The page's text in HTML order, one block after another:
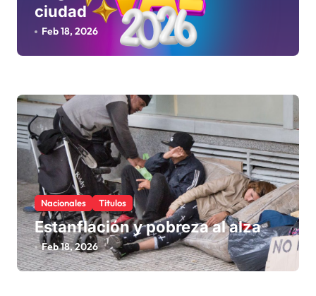
ciudad
Feb 18, 2026
Nacionales Titulos
Estanflación y pobreza al alza
Feb 18, 2026